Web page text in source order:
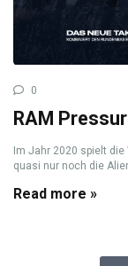
0
RAM
Im Jahr 2020 spielt die
quasi nur noch die
Read more »